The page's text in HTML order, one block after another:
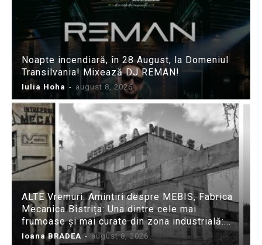
Noapte incendiară, în 28 August, la Domeniul
Transilvania! Mixează DJ REMAN!
Iulia Hoha - august 8, 2026
ALTE Vremuri. Amintiri despre MEBIS, Fabrica
Mecanica Bistrița: Una dintre cele mai
frumoase și mai curate din zona industrială:...
Ioana BRADEA - august 8, 2026